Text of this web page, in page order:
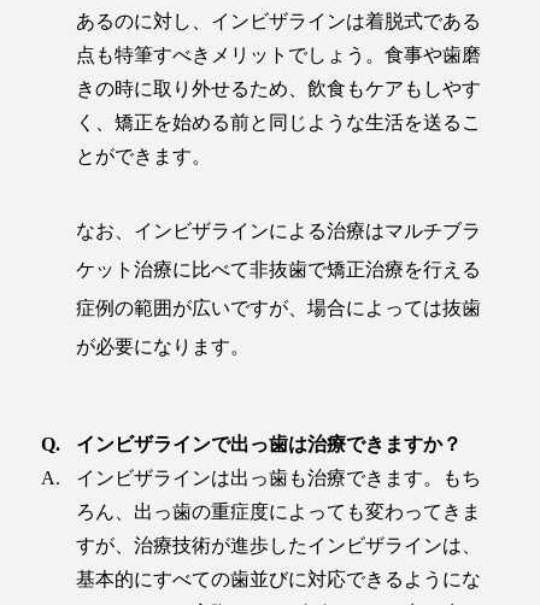
あるのに対し、インビザラインは着脱式である
点も特筆すべきメリットでしょう。食事や歯磨
きの時に取り外せるため、飲食もケアもしやす
く、矯正を始める前と同じような生活を送るこ
とができます。
なお、インビザラインによる治療はマルチブラ
ケット治療に比べて非抜歯で矯正治療を行える
症例の範囲が広いですが、場合によっては抜歯
が必要になります。
インビザラインで出っ歯は治療できますか？
インビザラインは出っ歯も治療できます。もち
ろん、出っ歯の重症度によっても変わってきま
すが、治療技術が進歩したインビザラインは、
基本的にすべての歯並びに対応できるようにな